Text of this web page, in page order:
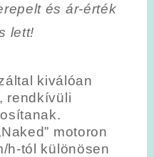
és ár-érték
lett!
kiválóan
rendkívüli
motoron
h-tól különösen